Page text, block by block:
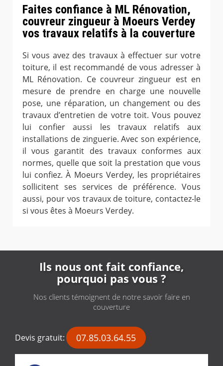
Faites confiance à ML Rénovation,
couvreur zingueur à Moeurs Verdey
vos travaux relatifs à la couverture
Si vous avez des travaux à effectuer sur votre
toiture, il est recommandé de vous adresser à
ML Rénovation. Ce couvreur zingueur est en
mesure de prendre en charge une nouvelle
pose, une réparation, un changement ou des
travaux d’entretien de votre toit. Vous pouvez
lui confier aussi les travaux relatifs aux
installations de zinguerie. Avec son expérience,
il vous garantit des travaux conformes aux
normes, quelle que soit la prestation que vous
lui confiez. À Moeurs Verdey, les propriétaires
sollicitent ses services de préférence. Vous
aussi, pour vos travaux de toiture, contactez-le
si vous êtes à Moeurs Verdey.
Ils nous ont fait confiance,
pourquoi pas vous ?
Nos clients témoignent de notre savoir faire en
couverture
Devis gratuit: 07.85.03.64.55